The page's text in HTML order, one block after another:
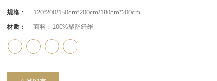
规格：
120*200/150cm*200cm/180cm*200cm
材质：
面料：100%聚酯纤维